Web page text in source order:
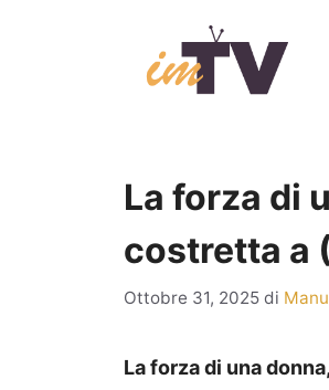
La forza di
costretta a
Ottobre 31, 2025 di
La forza di una